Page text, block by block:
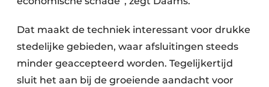
Dat maakt de techniek interessant voor drukke
stedelijke gebieden, waar afsluitingen steeds
minder geaccepteerd worden. Tegelijkertijd
sluit het aan bij de groeiende aandacht voor